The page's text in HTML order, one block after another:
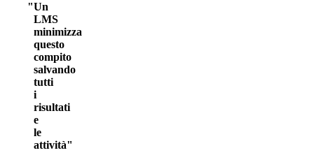
Un
LMS
minimizza
questo
compito
salvando
tutti
i
risultati
e
le
attività